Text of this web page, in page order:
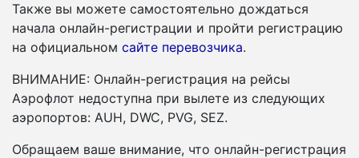
Также вы можете самостоятельно дождаться
начала онлайн-регистрации и пройти регистрацию
на официальном сайте перевозчика.
ВНИМАНИЕ: Онлайн-регистрация на рейсы
Аэрофлот недоступна при вылете из следующих
аэропортов: AUH, DWC, PVG, SEZ.
Обращаем ваше внимание, что онлайн-регистрация